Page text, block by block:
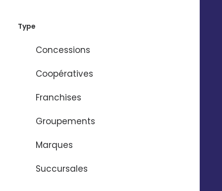
Type
Concessions
Coopératives
Franchises
Groupements
Marques
Succursales
réseaux sociaux
Centralisez ou décentralisez la gestion de vos
réseaux sociaux dans une seule et même